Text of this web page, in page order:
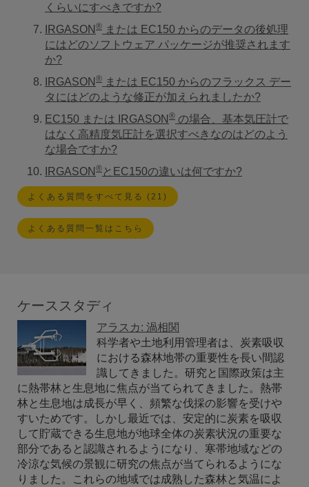
くらいにすべきですか?
IRGASON ® または EC150 からのデータの後処理
にはどのソフトウェア パッケージが推奨されます
か?
IRGASON ® または EC150 からのフラックス デー
タにはどのような修正が加えられましたか?
EC150 または IRGASON ® の場合、基本気圧計で
はなく高精度気圧計を選択すべきなのはどのよう
な場合ですか?
IRGASON ® とEC150の違いは何ですか?
よくある質問をすべて見る (21)
よくある質問一覧はこちら
ケーススタディ
アラスカ: 渦相関
科学者や土地利用管理者は、炭素吸収
における森林地帯の重要性を長い間認
識してきました。研究と国際政策は主
に熱帯林と生息地に焦点が当てられてきました。熱帯
林と生息地は成長が早く、頻繁な伐採の影響を受けや
すいためです。しかし最近では、安定的に炭素を吸収
して貯蔵できる生息地が地球全体の炭素状況の重要な
部分であると認識されるようになり、寒帯地域などの
冷涼な気候の景観に研究の焦点が当てられるようにな
りました。これらの地域では成熟した森林と気温によ